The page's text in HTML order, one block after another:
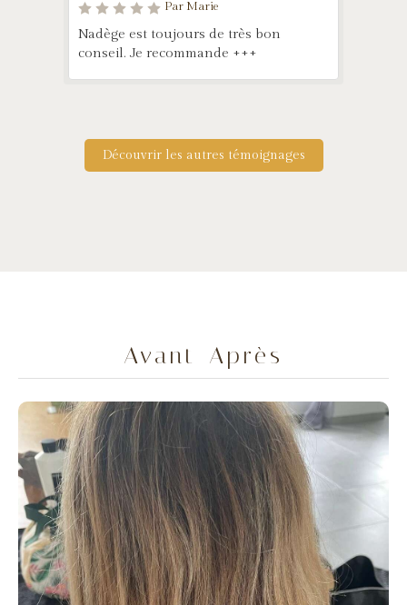
Par Marie
Nadège est toujours de très bon
conseil. Je recommande +++
Découvrir les autres témoignages
Avant-Après